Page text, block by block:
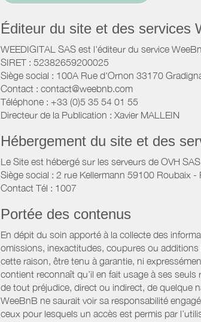
Éditeur du site et des services
WEEDIGITAL SAS est l'éditeur du service
SIRET : 52382659200025
Siège social : 100A Rue d'Ornon 33170
Contact : contact@weebnb.com
Téléphone : +33 (0)5 35 54 01 55
Directeur de la Publication : Xavier MALLEIN
Hébergement du site et des
Le Site est hébergé sur les serveurs de OVH
Siège social : 2 rue Kellermann 59100 Roubaix -
Contact Tél : 1007
Portée des contenus
En dépit du soin apporté à la collecte des
omissions, inexactitudes, coupures ou
cette raison, être tenu à garantie, ni
contient reconnaît qu’il en fait usage à ses
de tout préjudice, direct ou indirect, de quelque
WeeBnB ne saurait voir sa responsabilité
ceux pour lesquels un accès est permis par